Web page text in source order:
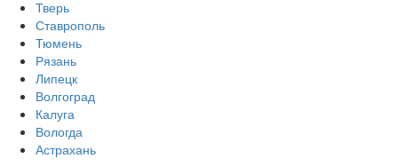
Тверь
Ставрополь
Тюмень
Рязань
Липецк
Волгоград
Калуга
Вологда
Астрахань